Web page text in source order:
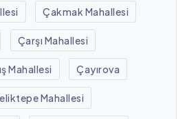
Çakmak Mahallesi
Çarşı Mahallesi
Mahallesi Çayırova
Mahallesi